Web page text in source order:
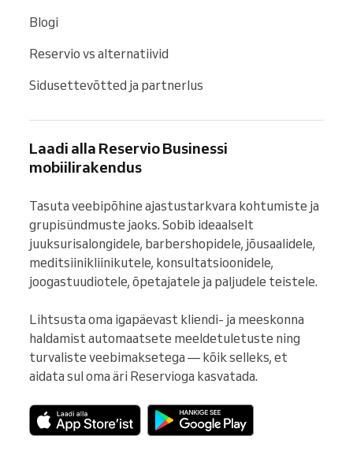
Blogi
Reservio vs alternatiivid
Sidusettevõtted ja partnerlus
Laadi alla Reservio Businessi
mobiilirakendus
Tasuta veebipõhine ajastustarkvara kohtumiste ja
grupisündmuste jaoks. Sobib ideaalselt
juuksurisalongidele, barbershopidele, jõusaalidele,
meditsiinikliinikutele, konsultatsioonidele,
joogastuudiotele, õpetajatele ja paljudele teistele.
Lihtsusta oma igapäevast kliendi- ja meeskonna
haldamist automaatsete meeldetuletuste ning
turvaliste veebimaksetega — kõik selleks, et
aidata sul oma äri Reservioga kasvatada.